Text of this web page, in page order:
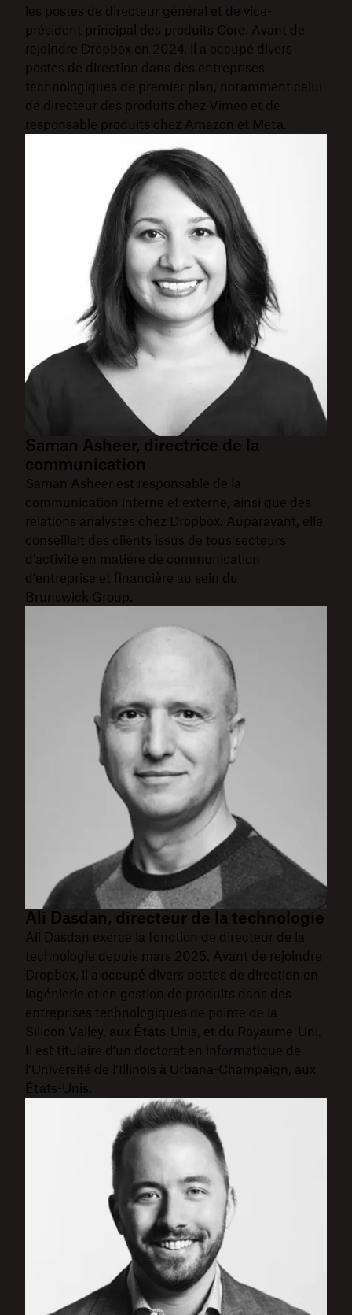
les postes de directeur général et de vice-
président principal des produits Core. Avant de
rejoindre Dropbox en 2024, il a occupé divers
postes de direction dans des entreprises
technologiques de premier plan, notamment celui
de directeur des produits chez Vimeo et de
responsable produits chez Amazon et Meta.
Saman Asheer, directrice de la
communication
Saman Asheer est responsable de la
communication interne et externe, ainsi que des
relations analystes chez Dropbox. Auparavant, elle
conseillait des clients issus de tous secteurs
d’activité en matière de communication
d’entreprise et financière au sein du
Brunswick Group.
Ali Dasdan, directeur de la technologie
Ali Dasdan exerce la fonction de directeur de la
technologie depuis mars 2025. Avant de rejoindre
Dropbox, il a occupé divers postes de direction en
ingénierie et en gestion de produits dans des
entreprises technologiques de pointe de la
Silicon Valley, aux États-Unis, et du Royaume-Uni.
Il est titulaire d’un doctorat en informatique de
l’Université de l’Illinois à Urbana-Champaign, aux
États-Unis.